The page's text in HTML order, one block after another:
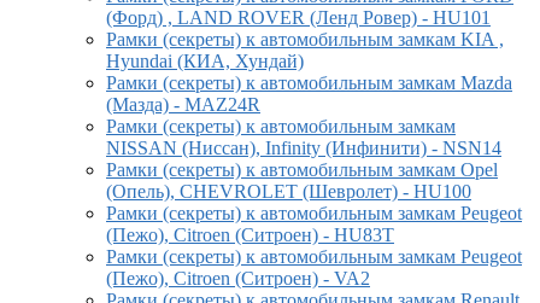
(Форд) , LAND ROVER (Ленд Ровер) - HU101
Рамки (секреты) к автомобильным замкам KIA ,
Hyundai (КИА, Хундай)
Рамки (секреты) к автомобильным замкам Mazda
(Мазда) - MAZ24R
Рамки (секреты) к автомобильным замкам
NISSAN (Ниссан), Infinity (Инфинити) - NSN14
Рамки (секреты) к автомобильным замкам Opel
(Опель), CHEVROLET (Шевролет) - HU100
Рамки (секреты) к автомобильным замкам Peugeot
(Пежо), Citroen (Ситроен) - HU83T
Рамки (секреты) к автомобильным замкам Peugeot
(Пежо), Citroen (Ситроен) - VA2